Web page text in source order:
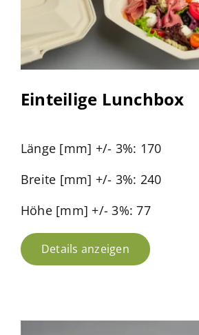
Einteilige Lunchbox
Länge [mm] +/- 3%: 170
Breite [mm] +/- 3%: 240
Höhe [mm] +/- 3%: 77
Details anzeigen